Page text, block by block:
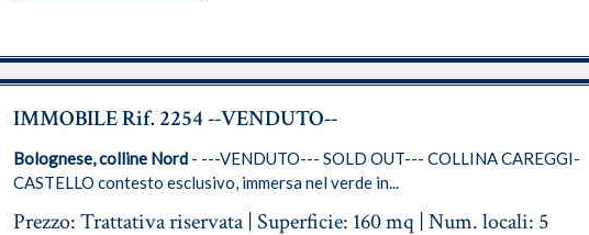
IMMOBILE Rif. 2254 --VENDUTO--
Bolognese, colline Nord - ---VENDUTO--- SOLD OUT--- COLLINA CAREGGI-
CASTELLO contesto esclusivo, immersa nel verde in...
Prezzo: Trattativa riservata | Superficie: 160 mq | Num. locali: 5